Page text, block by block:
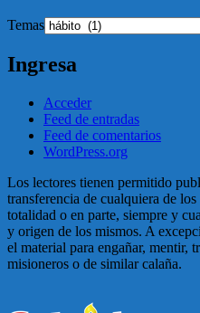
Temas
Ingresa
Acceder
Feed de entradas
Feed de comentarios
WordPress.org
Los lectores tienen permitido
transferencia de cualquiera de
totalidad o en parte, siempre y
y origen de los mismos. A
el material para engañar, mentir,
misioneros o de similar calaña.